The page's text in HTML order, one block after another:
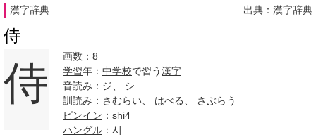
漢字辞典 出典：漢字辞典
侍
侍
画数：8
学習年： 中学校で習う漢字
音読み：ジ、 シ
訓読み：さむらい、 はべる、 さぶらう
ピンイン ：shi4
ハングル ：시